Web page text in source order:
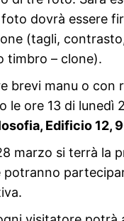
dovrà essere
(tagli,
timbro – clone).
brevi manu o con
le ore 13 di lunedì
Edificio 12,
marzo si terrà la